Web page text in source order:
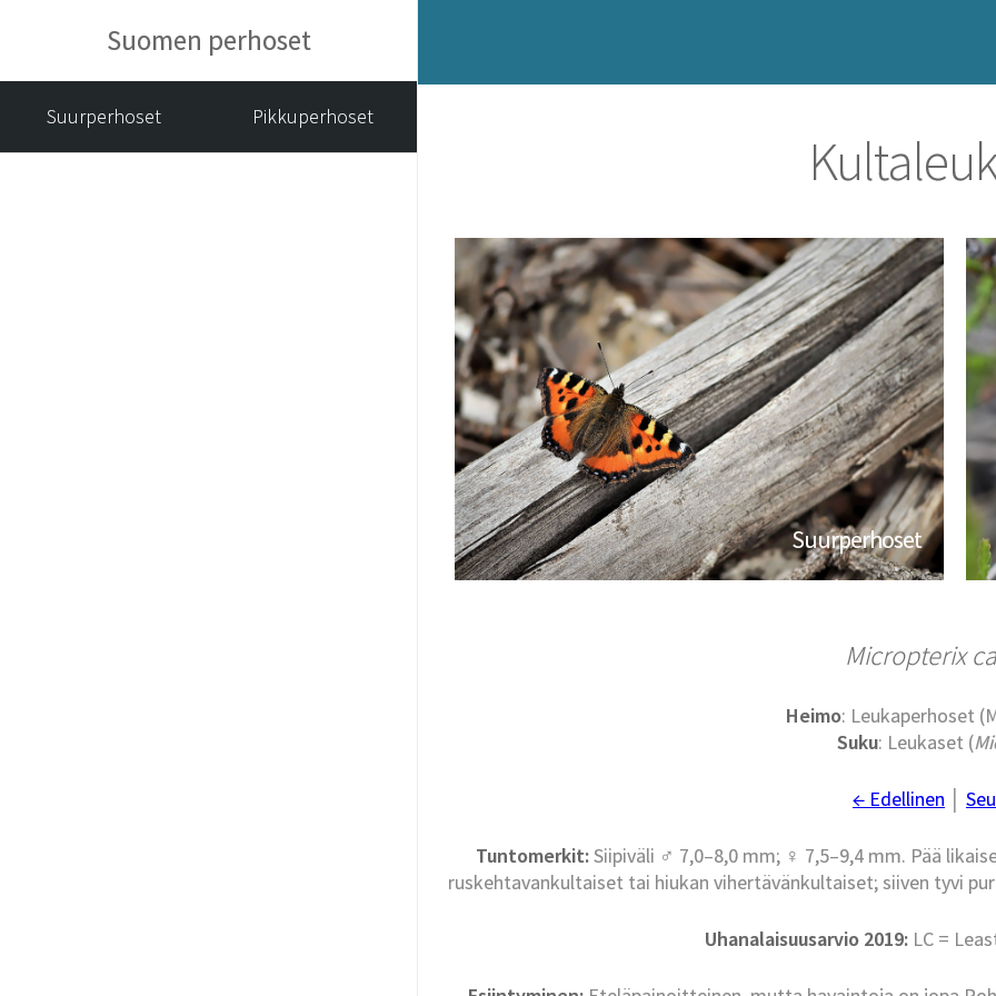
Suomen perhoset
Suurperhoset Pikkuperhoset
Suurperhoset
Micropterix
Heimo: Leukaperhoset
Suku: Leukaset (
← Edellinen
Tuntomerkit:Siipiväli ♂ 7,0–8,0 mm; ♀ 7,5–9,4 mm. Pää
ruskehtavankultaiset tai hiukan vihertävänkultaiset; siiven tyvi
Uhanalaisuusarvio 2019: LC =